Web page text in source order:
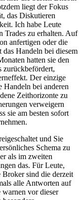
liegt der Fokus
das Diskutieren
Ich habe Leute
Trades zu erhalten. Auf
anfertigen oder die
Handeln bei diesem
hatten sie den
zurückbefördert,
Der einzige
Handeln bei anderen
Zeithorizonte zu
verweigern
sie am besten sofort
und Sie
Schema zu
als im zweiten
das. Für Leute,
Broker sind die derzeit
alle Antworten auf
vor dieser